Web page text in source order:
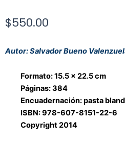
$550.00
Autor: Salvador Bueno
Formato: 15.5 x 22.5 cm
Páginas: 384
Encuadernación: pasta
ISBN: 978-607-8151-22-6
Copyright 2014